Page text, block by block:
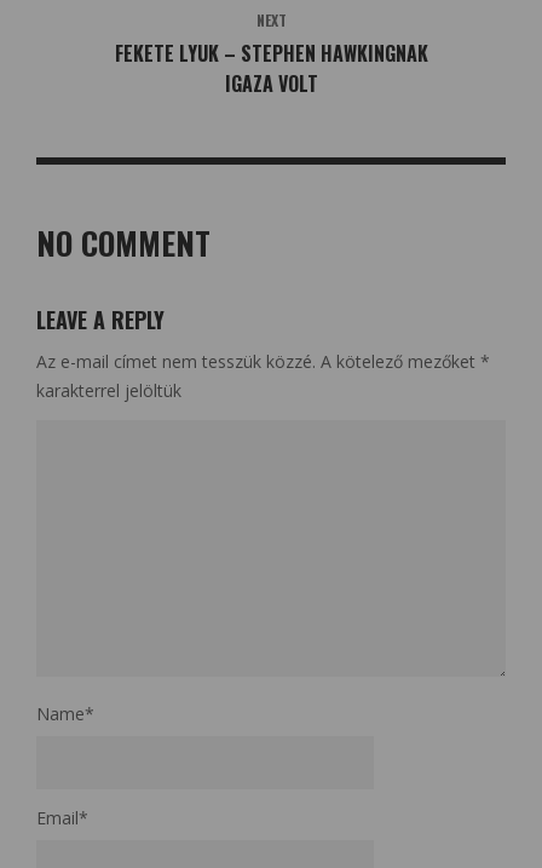
NEXT
FEKETE LYUK – STEPHEN HAWKINGNAK
IGAZA VOLT
NO COMMENT
LEAVE A REPLY
Az e-mail címet nem tesszük közzé. A kötelező mezőket *
karakterrel jelöltük
Name*
Email*